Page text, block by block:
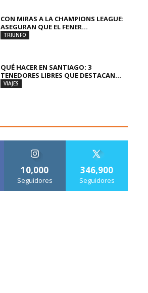
CON MIRAS A LA CHAMPIONS LEAGUE:
ASEGURAN QUE EL FENER...
TRIUNFO
QUÉ HACER EN SANTIAGO: 3
TENEDORES LIBRES QUE DESTACAN...
VIAJES
10,000
Seguidores
346,900
Seguidores